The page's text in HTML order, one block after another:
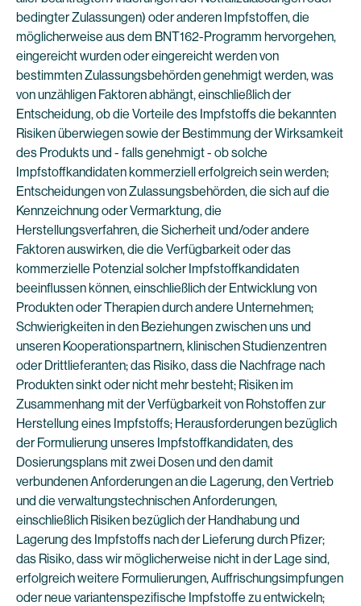
bedingter Zulassungen) oder anderen Impfstoffen, die
möglicherweise aus dem BNT162-Programm hervorgehen,
eingereicht wurden oder eingereicht werden von
bestimmten Zulassungsbehörden genehmigt werden, was
von unzähligen Faktoren abhängt, einschließlich der
Entscheidung, ob die Vorteile des Impfstoffs die bekannten
Risiken überwiegen sowie der Bestimmung der Wirksamkeit
des Produkts und - falls genehmigt - ob solche
Impfstoffkandidaten kommerziell erfolgreich sein werden;
Entscheidungen von Zulassungsbehörden, die sich auf die
Kennzeichnung oder Vermarktung, die
Herstellungsverfahren, die Sicherheit und/oder andere
Faktoren auswirken, die die Verfügbarkeit oder das
kommerzielle Potenzial solcher Impfstoffkandidaten
beeinflussen können, einschließlich der Entwicklung von
Produkten oder Therapien durch andere Unternehmen;
Schwierigkeiten in den Beziehungen zwischen uns und
unseren Kooperationspartnern, klinischen Studienzentren
oder Drittlieferanten; das Risiko, dass die Nachfrage nach
Produkten sinkt oder nicht mehr besteht; Risiken im
Zusammenhang mit der Verfügbarkeit von Rohstoffen zur
Herstellung eines Impfstoffs; Herausforderungen bezüglich
der Formulierung unseres Impfstoffkandidaten, des
Dosierungsplans mit zwei Dosen und den damit
verbundenen Anforderungen an die Lagerung, den Vertrieb
und die verwaltungstechnischen Anforderungen,
einschließlich Risiken bezüglich der Handhabung und
Lagerung des Impfstoffs nach der Lieferung durch Pfizer;
das Risiko, dass wir möglicherweise nicht in der Lage sind,
erfolgreich weitere Formulierungen, Auffrischungsimpfungen
oder neue variantenspezifische Impfstoffe zu entwickeln;